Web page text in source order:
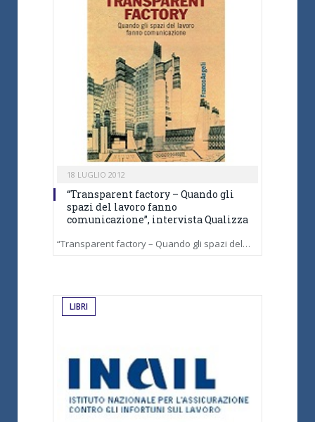
18 LUGLIO 2012
“Transparent factory – Quando gli
spazi del lavoro fanno
comunicazione”, intervista Qualizza
“Transparent factory – Quando gli spazi del…
LIBRI